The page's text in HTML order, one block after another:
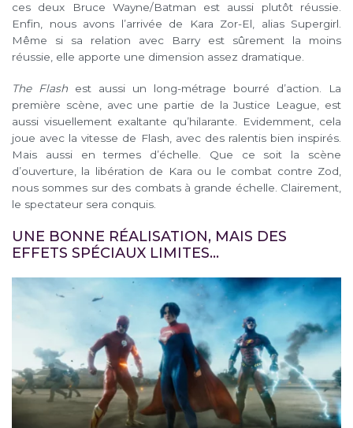
ces deux Bruce Wayne/Batman est aussi plutôt réussie.
Enfin, nous avons l’arrivée de Kara Zor-El, alias Supergirl.
Même si sa relation avec Barry est sûrement la moins
réussie, elle apporte une dimension assez dramatique.
The Flash est aussi un long-métrage bourré d’action. La
première scène, avec une partie de la Justice League, est
aussi visuellement exaltante qu’hilarante. Evidemment, cela
joue avec la vitesse de Flash, avec des ralentis bien inspirés.
Mais aussi en termes d’échelle. Que ce soit la scène
d’ouverture, la libération de Kara ou le combat contre Zod,
nous sommes sur des combats à grande échelle. Clairement,
le spectateur sera conquis.
UNE BONNE RÉALISATION, MAIS DES
EFFETS SPÉCIAUX LIMITES…